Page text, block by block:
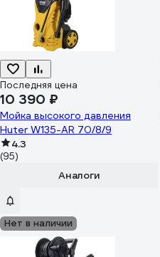
Последняя цена
10 390 ₽
Мойка высокого давления
Huter W135-AR 70/8/9
4.3
(95)
Аналоги
Нет в наличии